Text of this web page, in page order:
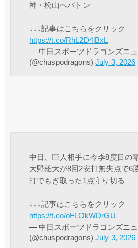
神・松山へバトン
↓↓↓記事はこちらをクリック
https://t.co/RhL2D4lBxL
— 中日スポーツドラゴンズニ
(@chuspodragons)July 3, 2026
中日、巨人相手に今季8度目の
大野雄大が8回2安打無失点で
打でもぎ取った1点守り切る
↓↓↓記事はこちらをクリック
https://t.co/oFLOkWDrGU
— 中日スポーツドラゴンズニ
(@chuspodragons)July 3, 2026